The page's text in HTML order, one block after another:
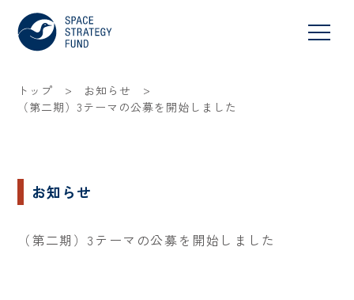
トップ > お知らせ
>
（第二期）3テーマの公募を開始しました
お知らせ
（第二期）3テーマの公募を開始しました